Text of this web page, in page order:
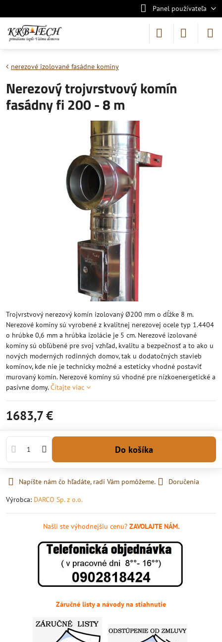
Panel používateľa
nerezové izolované fasádne komíny
Nerezový trojvrstvový komín
fasádny fi 200 - 8 m
Trojvrstvový nerezový komín izolovaný Ø200 mm o dĺžke 8 m.
Nerezové komíny sú vyrobené z kvalitnej nerezovej ocele typ 1.4404
o hrúbke 0,6 mm a hrúbka izolácie je 5 cm. Nerezové izolované
komíny sú obľúbené pre svoj vzhľad, kvalitu a bezpečnosť a to ako u
nových moderných rodinných domov, tak u dodatočných stavieb
komínov, kde nie je technicky možné a esteticky vhodné postaviť
murovaný komín. Nerezové komíny sú vhodné pre nízkoenergetické a
pasívne domy.Čítajte viac
1683,7 €
Do košíka
Napíšte nám čo hľadáte, radi Vám pomôžeme.
Doručenia
Výrobca: DARCO Sp. z o.o.
Našli ste výhodnejšiu cenu?ZAVOLAJTE NÁM.
Záručné listy a návody na stiahnutie